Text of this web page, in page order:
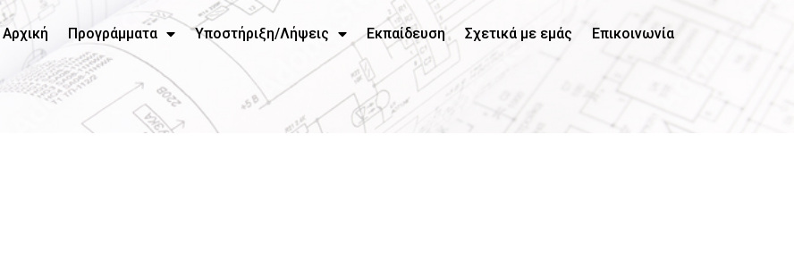
Αρχική Προγράμματα Υποστήριξη/Λήψεις Εκπαίδευση Σχετικά με εμάς Επικοινωνία